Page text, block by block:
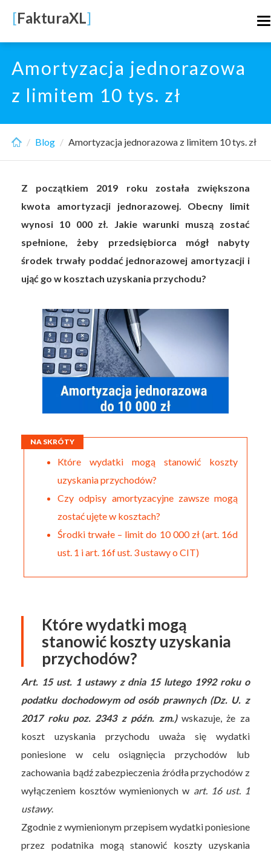
main
content
[FakturaXL]
Amortyzacja jednorazowa
z limitem 10 tys. zł
Blog Amortyzacja jednorazowa z limitem 10 tys. zł
Z początkiem 2019 roku została zwiększona
kwota amortyzacji jednorazowej. Obecny limit
wynosi 10 000 zł. Jakie warunki muszą zostać
spełnione, żeby przedsiębiorca mógł nabyty
środek trwały poddać jednorazowej amortyzacji i
ująć go w kosztach uzyskania przychodu?
NA SKRÓTY
Które wydatki mogą stanowić koszty
uzyskania przychodów?
Czy odpisy amortyzacyjne zawsze mogą
zostać ujęte w kosztach?
Środki trwałe – limit do 10 000 zł (art. 16d
ust. 1 i art. 16f ust. 3 ustawy o CIT)
Które wydatki mogą
stanowić koszty uzyskania
przychodów?
Art. 15 ust. 1 ustawy z dnia 15 lutego 1992 roku o
podatku dochodowym od osób prawnych (Dz. U. z
2017 roku poz. 2343 z późn. zm.)wskazuje, że za
koszt uzyskania przychodu uważa się wydatki
poniesione w celu osiągnięcia przychodów lub
zachowania bądź zabezpieczenia źródła przychodów z
wyłączeniem kosztów wymienionych w art. 16 ust. 1
ustawy.
Zgodnie z wymienionym przepisem wydatki poniesione
przez podatnika mogą stanowić koszty uzyskania